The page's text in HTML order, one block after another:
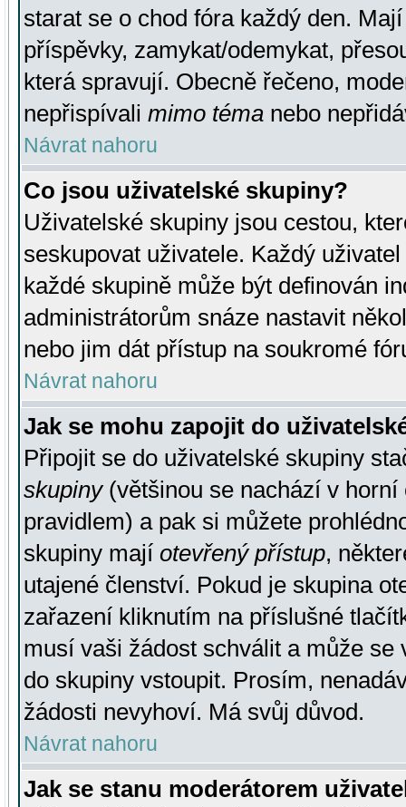
starat se o chod fóra každý den.
příspěvky, zamykat/odemykat,
která spravují. Obecně řečeno,
nepřispívali mimo téma nebo
Návrat nahoru
Co jsou uživatelské skupiny?
Uživatelské skupiny jsou cestou,
seskupovat uživatele. Každý
každé skupině může být definován
administrátorům snáze nastavit
nebo jim dát přístup na soukromé
Návrat nahoru
Jak se mohu zapojit do
Připojit se do uživatelské skupiny
skupiny(většinou se nachází v horní
pravidlem) a pak si můžete
skupiny mají otevřený přístup,
utajené členství. Pokud je skupina
zařazení kliknutím na příslušné
musí vaši žádost schválit a může se
do skupiny vstoupit. Prosím,
žádosti nevyhoví. Má svůj důvod.
Návrat nahoru
Jak se stanu moderátorem